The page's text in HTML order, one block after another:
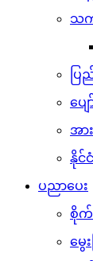
သ
ပ
ပျ
အာ
နိုင်
ပညာပေး
စိုက်
မွေ